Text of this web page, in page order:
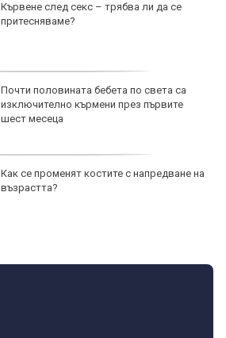
Кървене след секс – трябва ли да се
притесняваме?
Почти половината бебета по света са
изключително кърмени през първите
шест месеца
Как се променят костите с напредване на
възрастта?